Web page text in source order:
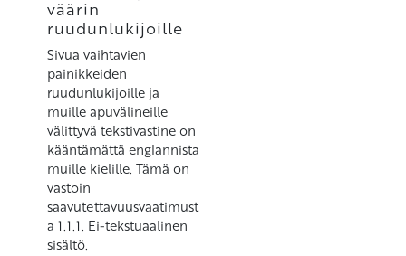
väärin
ruudunlukijoille
Sivua vaihtavien
painikkeiden
ruudunlukijoille ja
muille apuvälineille
välittyvä tekstivastine on
kääntämättä englannista
muille kielille. Tämä on
vastoin
saavutettavuusvaatimust
a 1.1.1. Ei-tekstuaalinen
sisältö.